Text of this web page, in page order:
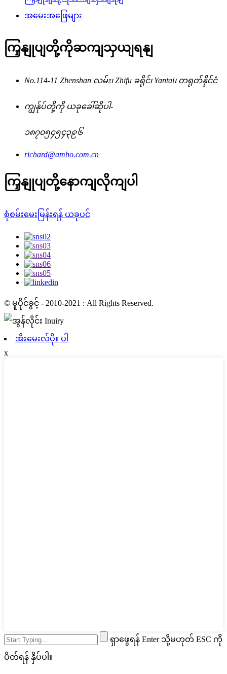
အမေးအဖြေများ
ကြှနျုပျတို့ကိုဆကျသှယျရနျ
No.114-11 Zhenshan လမ်း၊ Zhifu ခရိုင်၊ Yantai၊ တရုတ်နိုင်ငံ
ကျွန်ုပ်တို့ကို ယခုခေါ်ဆိုပါ-
၁၈၇၀၅၄၅၄၃၉၆
richard@amho.com.cn
ကြှနျုပျတို့နောကျလိုကျပါ
စုံစမ်းမေးမြန်းရန် ယခုပင်
© မူပိုင်ခွင့် - 2010-2021 : All Rights Reserved.
အီးမေးလ်ပို။ ပါ
x
ရှာဖွေရန် Enter သို့မဟုတ် ESC ကို
ပိတ်ရန် နှိပ်ပါ။